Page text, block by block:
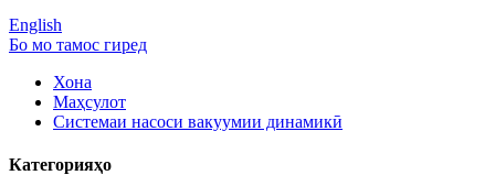
English
Бо мо тамос гиред
Хона
Маҳсулот
Системаи насоси вакуумии динамикӣ
Категорияҳо